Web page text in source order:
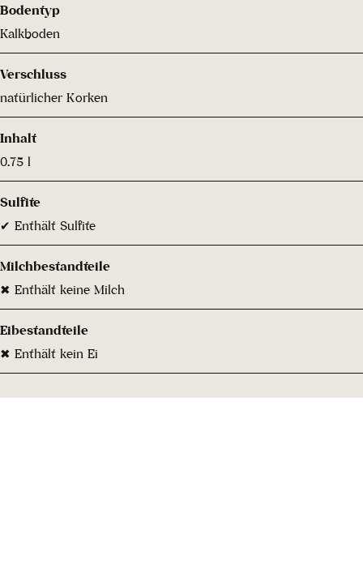
Bodentyp
Kalkboden
Verschluss
natürlicher Korken
Inhalt
0.75 l
Sulfite
✔ Enthält Sulfite
Milchbestandteile
✖ Enthält keine Milch
Eibestandteile
✖ Enthält kein Ei